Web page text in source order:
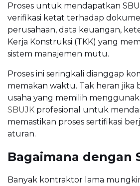
Proses untuk mendapatkan
verifikasi ketat terhadap
perusahaan, data keuangan,
Kerja Konstruksi (TKK) yang
sistem manajemen mutu.
Proses ini seringkali dianggap
memakan waktu. Tak heran jika
usaha yang memilih
SBUJK profesional untuk
memastikan proses sertifikasi
aturan.
Bagaimana dengan
Banyak kontraktor lama